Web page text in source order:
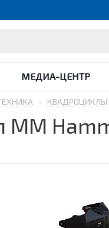
МЕДИА-ЦЕНТР
- КВАДРОЦИКЛЫ
MM